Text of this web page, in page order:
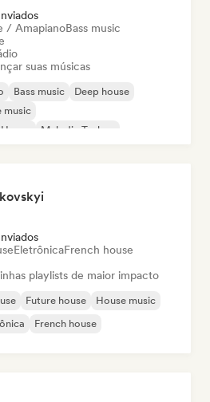
/ AmapianoBass music
suas músicas
Bass music
Deep house
music
Melodic Techno
EletrônicaFrench house
playlists de maior impacto
Future house
House music
French house